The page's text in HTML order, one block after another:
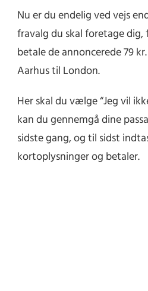
Nu er du endelig ved vejs
fravalg du skal foretage
betale de annoncerede 79
Aarhus til London.
Her skal du vælge “Jeg vil
kan du gennemgå dine
sidste gang, og til sidst
kortoplysninger og betaler.